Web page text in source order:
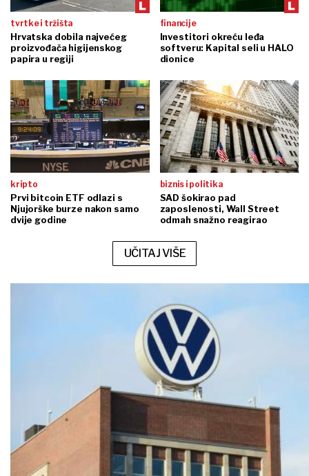
tvrtke i tržišta
Hrvatska dobila najvećeg
proizvođača higijenskog
papira u regiji
financije
Investitori okreću leđa
softveru: Kapital seli u HALO
dionice
kripto
Prvi bitcoin ETF odlazi s
Njujorške burze nakon samo
dvije godine
biznis i politika
SAD šokirao pad
zaposlenosti, Wall Street
odmah snažno reagirao
UČITAJ VIŠE